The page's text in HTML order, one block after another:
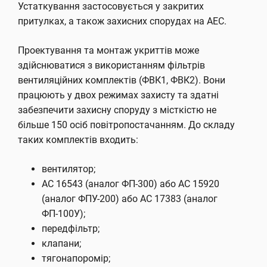
Устаткування застосовується у закритих
притулках, а також захисних спорудах на АЕС.
Проектування та монтаж укриттів може
здійснюватися з використанням фільтрів
вентиляційних комплектів (ФВК1, ФВК2). Вони
працюють у двох режимах захисту та здатні
забезпечити захисну споруду з місткістю не
більше 150 осіб повітропостачанням. До складу
таких комплектів входить:
вентилятор;
АС 16543 (аналог ФП-300) або АС 15920
(аналог ФПУ-200) або АС 17383 (аналог
ФП-100У);
передфільтр;
клапани;
тягонапоромір;